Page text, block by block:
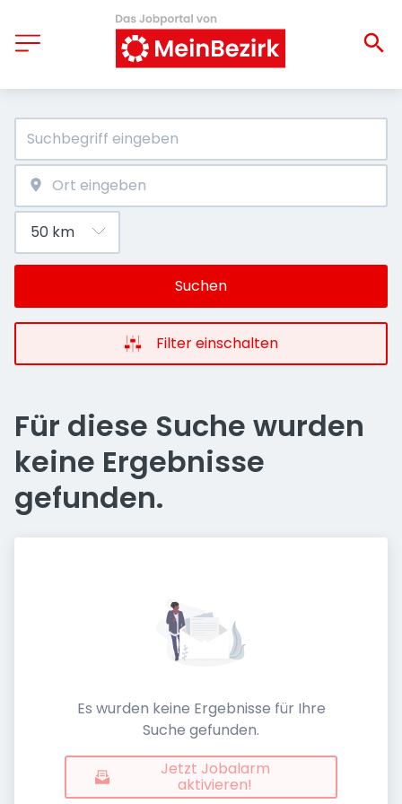
Suchen
Filter einschalten
Für diese Suche wurden
keine Ergebnisse
gefunden.
Es wurden keine Ergebnisse für Ihre
Suche gefunden.
Jetzt Jobalarm
aktivieren!